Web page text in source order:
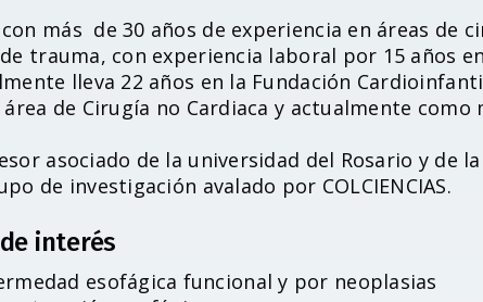
más de 30 años de experiencia en áreas de
trauma, con experiencia laboral por 15 años
lleva 22 años en la Fundación
área de Cirugía no Cardiaca y actualmente
asociado de la universidad del Rosario y de
de investigación avalado por COLCIENCIAS.
interés
esofágica funcional y por neoplasias